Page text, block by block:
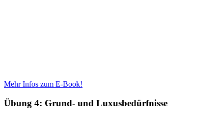
Mehr Infos zum E-Book!
Übung 4: Grund- und Luxusbedürfnisse